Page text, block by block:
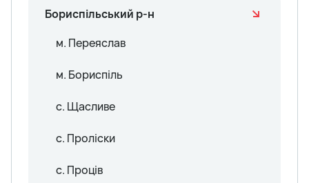
Бориспільський р-н
м. Переяслав
м. Бориспіль
с. Щасливе
с. Проліски
с. Проців